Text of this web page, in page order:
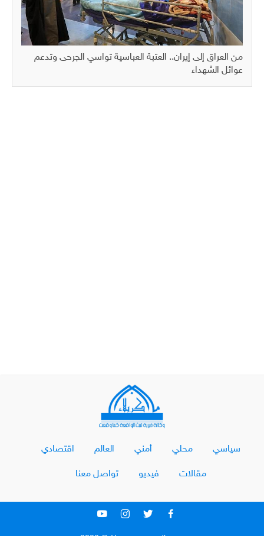
من العراق إلى إيران.. العتبة العباسية تواسي الجرحى وتدعم
عوائل الشهداء
سياسي محلي أمني العالم اقتصادي
مقالات فيديو تواصل معنا